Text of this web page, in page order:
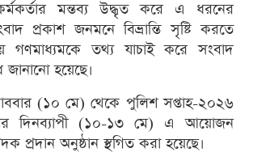
মন্তব্য উদ্ধৃত করে এ ধরনের
প্রকাশ জনমনে বিভ্রান্তি সৃষ্টি করতে
গণমাধ্যমকে তথ্য যাচাই করে সংবাদ
হয়েছে।
(১০ মে) থেকে পুলিশ সপ্তাহ-২০২৬
দিনব্যাপী (১০-১৩ মে) এ আয়োজন
প্রদান অনুষ্ঠান স্থগিত করা হয়েছে।